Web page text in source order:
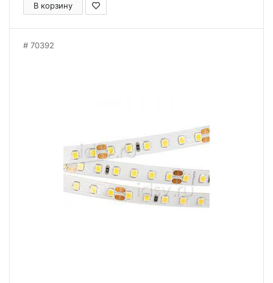
В корзину
70392